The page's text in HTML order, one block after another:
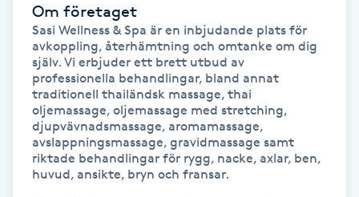
Kinesiologi
Kinesisk medicin
Kiropraktik
Klangmassage
Om företaget
Sasi Wellness & Spa är en inbjudande plats för
avkoppling, återhämtning och omtanke om dig
själv. Vi erbjuder ett brett utbud av
professionella behandlingar, bland annat
traditionell thailändsk massage, thai
oljemassage, oljemassage med stretching,
djupvävnadsmassage, aromamassage,
avslappningsmassage, gravidmassage samt
riktade behandlingar för rygg, nacke, axlar, ben,
huvud, ansikte, bryn och fransar.